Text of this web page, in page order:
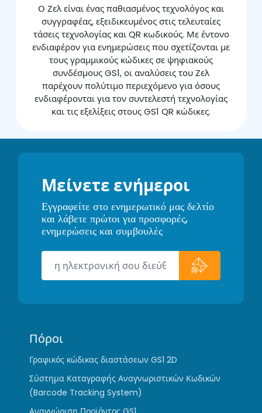
Ο Ζελ είναι ένας παθιασμένος τεχνολόγος και
συγγραφέας, εξειδικευμένος στις τελευταίες
τάσεις τεχνολογίας και QR κωδικούς. Με έντονο
ενδιαφέρον για ενημερώσεις που σχετίζονται με
τους γραμμικούς κώδικες σε ψηφιακούς
συνδέσμους GS1, οι αναλύσεις του Ζελ
παρέχουν πολύτιμο περιεχόμενο για όσους
ενδιαφέρονται για τον συντελεστή τεχνολογίας
και τις εξελίξεις στους GS1 QR κώδικες.
Μείνετε ενήμεροι
Εγγραφείτε στο ενημερωτικό μας δελτίο
και λάβετε πρώτοι για προσφορές,
ενημερώσεις και συμβουλές
Πόροι
Γραφικός κώδικας διαστάσεων GS1 2D
Σύστημα Καταγραφής Αναγνωριστικών Κωδικών
(Barcode Tracking System)